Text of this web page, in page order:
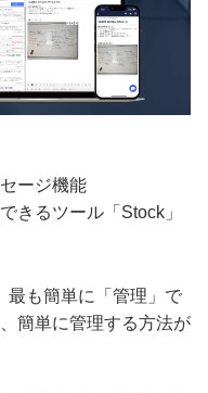
ージ機能
きるツール「Stock」
最も簡単に「管理」で
簡単に管理する方法が